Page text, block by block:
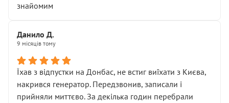
знайомим
Данило Д.
9 місяців тому
Їхав з відпустки на Донбас, не встиг виїхати з Києва,
накрився генератор. Передзвонив, записали і
прийняли миттєво. За декілька годин перебрали